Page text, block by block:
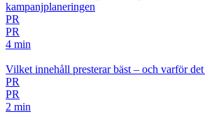
kampanjplaneringen
PR
PR
4 min
Vilket innehåll presterar bäst – och varför
PR
PR
2 min